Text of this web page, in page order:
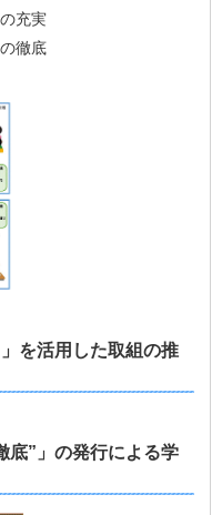
充実
徹底
を活用した取組の推
底” 」の発行による学